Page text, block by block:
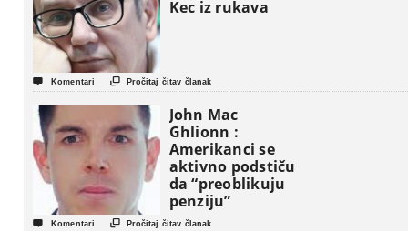
Kec iz rukava
 Komentari  Pročitaj čitav članak
John Mac
Ghlionn :
Amerikanci se
aktivno podstiču
da “preoblikuju
penziju”
 Komentari  Pročitaj čitav članak